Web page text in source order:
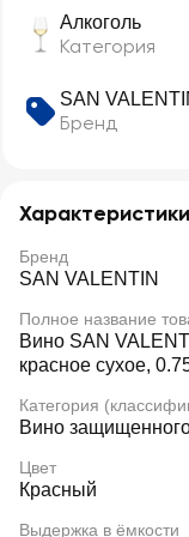
Алкоголь
Категория
SAN
Бренд
Характеристики
Бренд
SAN VALENTIN
Полное название
Вино SAN
красное сухое,
Категория
Вино
Цвет
Красный
Выдержка в ёмкости